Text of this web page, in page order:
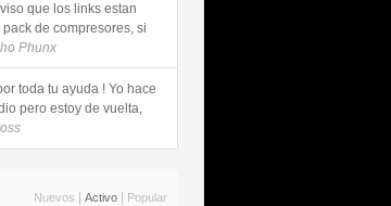
que los links estan
de compresores, si
Phunx
toda tu ayuda ! Yo hace
pero estoy de vuelta,
Nuevos Activo Popular